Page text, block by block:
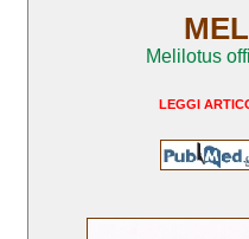
Melilotus
LEGGI